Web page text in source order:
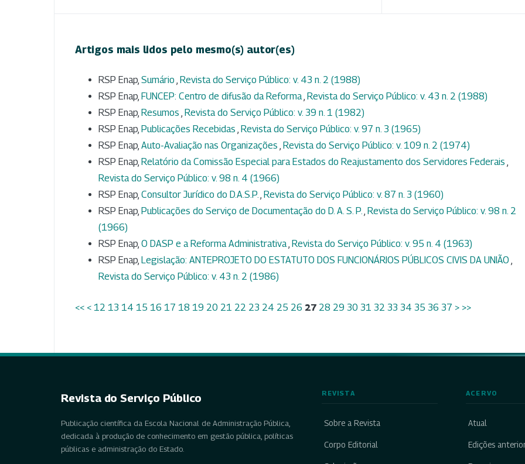
Artigos mais lidos pelo mesmo(s) autor(es)
RSP Enap, Sumário , Revista do Serviço Público: v. 43 n. 2 (1988)
RSP Enap, FUNCEP: Centro de difusão da Reforma, Revista do Serviço Público: v. 43 n. 2 (1988)
RSP Enap, Resumos , Revista do Serviço Público: v. 39 n. 1 (1982)
RSP Enap, Publicações Recebidas , Revista do Serviço Público: v. 97 n. 3 (1965)
RSP Enap, Auto-Avaliação nas Organizações , Revista do Serviço Público: v. 109 n. 2 (1974)
RSP Enap, Relatório da Comissão Especial para Estados do Reajustamento dos Servidores Federais ,
Revista do Serviço Público: v. 98 n. 4 (1966)
RSP Enap, Consultor Jurídico do D.A.S.P., Revista do Serviço Público: v. 87 n. 3 (1960)
RSP Enap, Publicações do Serviço de Documentação do D. A. S. P., Revista do Serviço Público: v. 98 n. 2
(1966)
RSP Enap, O DASP e a Reforma Administrativa, Revista do Serviço Público: v. 95 n. 4 (1963)
RSP Enap, Legislação: ANTEPROJETO DO ESTATUTO DOS FUNCIONÁRIOS PÚBLICOS CIVIS DA UNIÃO ,
Revista do Serviço Público: v. 43 n. 2 (1986)
<< < 12 13 14 15 16 17 18 19 20 21 22 23 24 25 26 27 28 29 30 31 32 33 34 35 36 37 > >>
Revista do Serviço Público
Publicação científica da Escola Nacional de Administração Pública,
dedicada à produção de conhecimento em gestão pública, políticas
públicas e administração do Estado.
REVISTA
Sobre a Revista
Corpo Editorial
ACERVO
Atual
Edições